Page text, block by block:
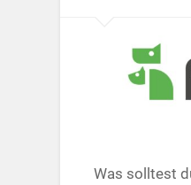
Was solltest